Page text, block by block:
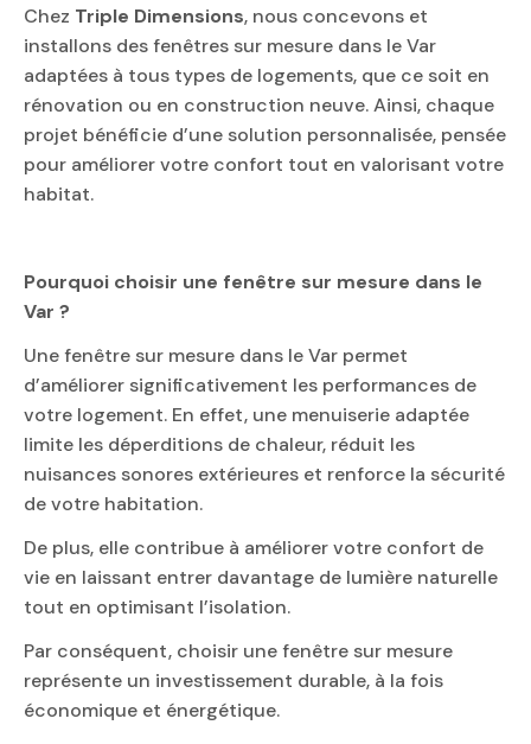
Chez Triple Dimensions, nous concevons et
installons des fenêtres sur mesure dans le Var
adaptées à tous types de logements, que ce soit en
rénovation ou en construction neuve. Ainsi, chaque
projet bénéficie d’une solution personnalisée, pensée
pour améliorer votre confort tout en valorisant votre
habitat.
Pourquoi choisir une fenêtre sur mesure dans le
Var ?
Une fenêtre sur mesure dans le Var permet
d’améliorer significativement les performances de
votre logement. En effet, une menuiserie adaptée
limite les déperditions de chaleur, réduit les
nuisances sonores extérieures et renforce la sécurité
de votre habitation.
De plus, elle contribue à améliorer votre confort de
vie en laissant entrer davantage de lumière naturelle
tout en optimisant l’isolation.
Par conséquent, choisir une fenêtre sur mesure
représente un investissement durable, à la fois
économique et énergétique.